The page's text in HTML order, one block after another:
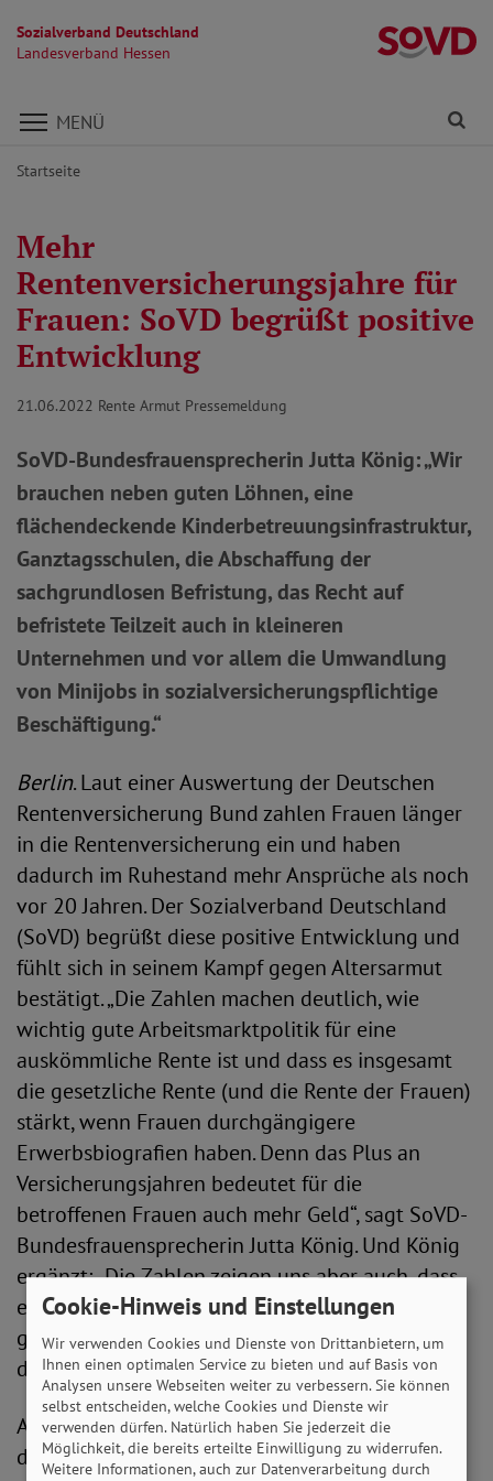
Sozialverband Deutschland
Landesverband Hessen
Direkt zu den Inhalten springen
MENÜ
Startseite
Mehr
Rentenversicherungsjahre für
Frauen: SoVD begrüßt positive
Entwicklung
21.06.2022 Rente Armut Pressemeldung
SoVD-Bundesfrauensprecherin Jutta König: „Wir
brauchen neben guten Löhnen, eine
flächendeckende Kinderbetreuungsinfrastruktur,
Ganztagsschulen, die Abschaffung der
sachgrundlosen Befristung, das Recht auf
befristete Teilzeit auch in kleineren
Unternehmen und vor allem die Umwandlung
von Minijobs in sozialversicherungspflichtige
Beschäftigung.“
Berlin. Laut einer Auswertung der Deutschen
Rentenversicherung Bund zahlen Frauen länger
in die Rentenversicherung ein und haben
dadurch im Ruhestand mehr Ansprüche als noch
vor 20 Jahren. Der Sozialverband Deutschland
(SoVD) begrüßt diese positive Entwicklung und
fühlt sich in seinem Kampf gegen Altersarmut
bestätigt. „Die Zahlen machen deutlich, wie
wichtig gute Arbeitsmarktpolitik für eine
auskömmliche Rente ist und dass es insgesamt
die gesetzliche Rente (und die Rente der Frauen)
stärkt, wenn Frauen durchgängigere
Erwerbsbiografien haben. Denn das Plus an
Versicherungsjahren bedeutet für die
betroffenen Frauen auch mehr Geld“, sagt SoVD-
Bundesfrauensprecherin Jutta König. Und König
ergänzt: „Die Zahlen zeigen uns aber auch, dass
es keinen Grund gibt, sich auszuruhen. Denn es
gibt nach wie vor noch Luft nach oben. Deshalb
dürfen wir hier nicht lockerlassen.“
Aus Sicht des SoVD zeigen die Zahlen ziemlich
deutlich, was zu tun ist. „Wir brauchen neben
Cookie-Hinweis und Einstellungen
Wir verwenden Cookies und Dienste von Drittanbietern, um
Ihnen einen optimalen Service zu bieten und auf Basis von
Analysen unsere Webseiten weiter zu verbessern. Sie können
selbst entscheiden, welche Cookies und Dienste wir
verwenden dürfen. Natürlich haben Sie jederzeit die
Möglichkeit, die bereits erteilte Einwilligung zu widerrufen.
Weitere Informationen, auch zur Datenverarbeitung durch